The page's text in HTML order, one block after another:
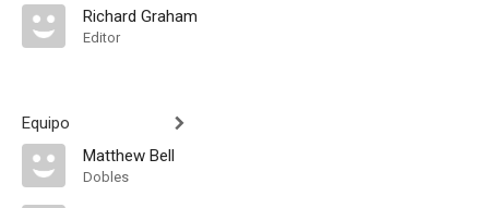
Richard Graham
Editor
Equipo
Matthew Bell
Dobles